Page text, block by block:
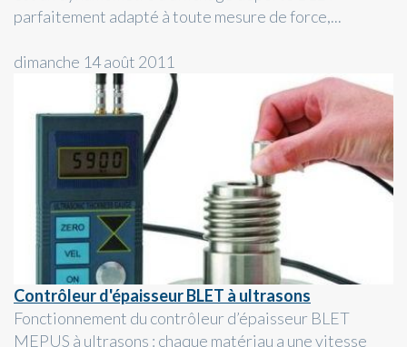
parfaitement adapté à toute mesure de force,...
dimanche 14 août 2011
Contrôleur d'épaisseur BLET à ultrasons
Fonctionnement du contrôleur d’épaisseur BLET
MEPUS à ultrasons : chaque matériau a une vitesse